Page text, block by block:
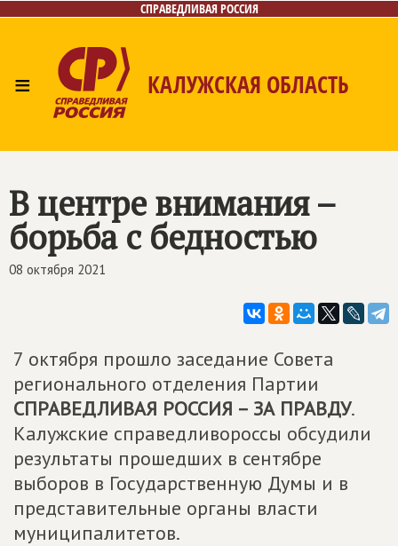
СПРАВЕДЛИВАЯ РОССИЯ
≡ КАЛУЖСКАЯ ОБЛАСТЬ
В центре внимания –
борьба с бедностью
08 октября 2021
7 октября прошло заседание Совета
регионального отделения Партии
СПРАВЕДЛИВАЯ РОССИЯ – ЗА ПРАВДУ.
Калужские справедливороссы обсудили
результаты прошедших в сентябре
выборов в Государственную Думы и в
представительные органы власти
муниципалитетов.